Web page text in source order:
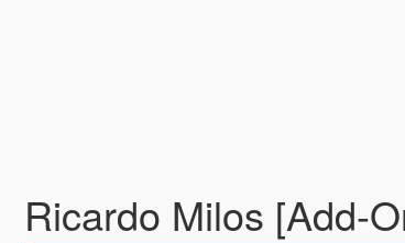
Ricardo Milos [Add-